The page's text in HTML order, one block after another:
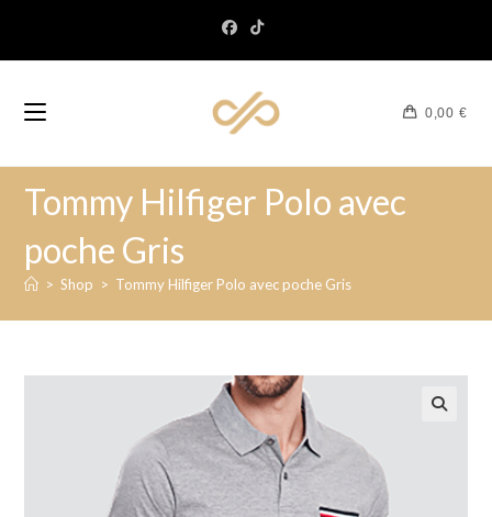
0,00 €
Tommy Hilfiger Polo avec
poche Gris
> Shop > Tommy Hilfiger Polo avec poche Gris